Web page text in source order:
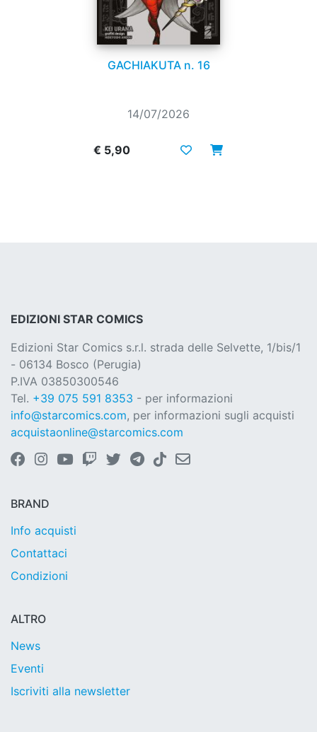
GACHIAKUTA n. 16
14/07/2026
€ 5,90
EDIZIONI STAR COMICS
Edizioni Star Comics s.r.l. strada delle Selvette, 1/bis/1
- 06134 Bosco (Perugia)
P.IVA 03850300546
Tel. +39 075 591 8353 - per informazioni
info@starcomics.com, per informazioni sugli acquisti
acquistaonline@starcomics.com
BRAND
Info acquisti
Contattaci
Condizioni
ALTRO
News
Eventi
Iscriviti alla newsletter